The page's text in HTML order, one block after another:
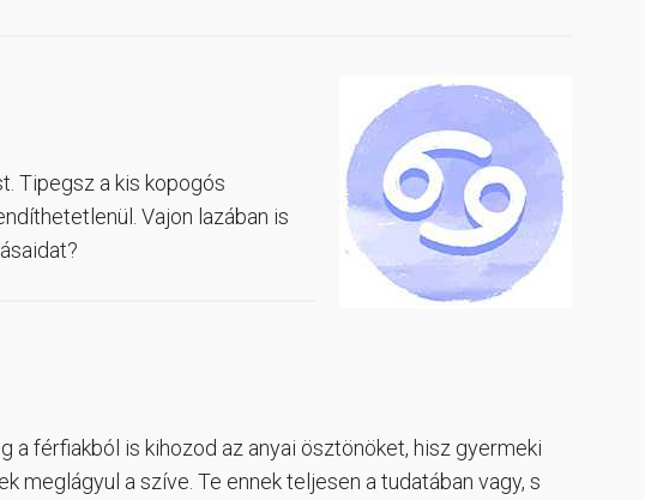
Tipegsz a kis kopogós
Vajon lazában is
a férfiakból is kihozod az anyai ösztönöket, hisz gyermeki
meglágyul a szíve. Te ennek teljesen a tudatában vagy, s